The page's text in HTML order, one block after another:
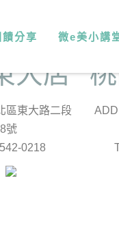
分享 微e美小講
大店
區東大路二段
號
0218